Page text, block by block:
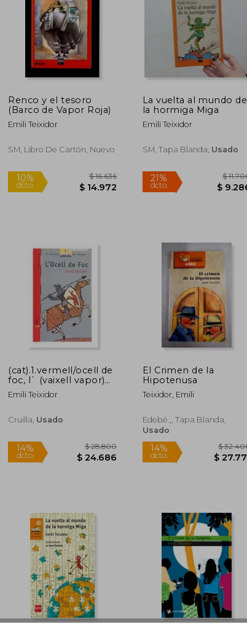
Renco y el tesoro
(Barco de Vapor Roja)
Emili Teixidor
SM, Libro De Cartón, Nuevo
10%
dcto.
La vuelta al mundo de
la hormiga Miga
Emili Teixidor
SM, Tapa Blanda, Usado
21%
dcto.
(cat).1.vermell/ocell de
foc, l` (vaixell vapor)
(en Catalán)
Emili Teixidor
Cruilla, Usado
14%
dcto.
El Crimen de la
Hipotenusa
Teixidor, Emili
Edebé.,, Tapa Blanda,
Usado
14%
dcto.